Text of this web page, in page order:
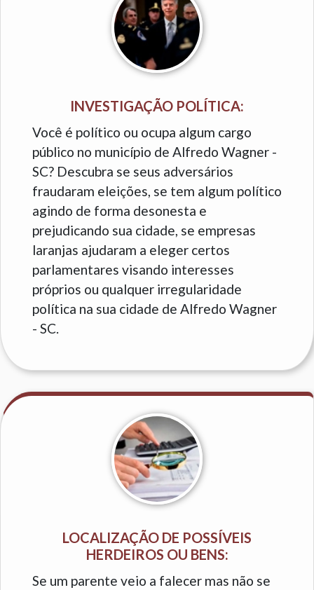
INVESTIGAÇÃO POLÍTICA:
Você é político ou ocupa algum cargo
público no município de Alfredo Wagner -
SC? Descubra se seus adversários
fraudaram eleições, se tem algum político
agindo de forma desonesta e
prejudicando sua cidade, se empresas
laranjas ajudaram a eleger certos
parlamentares visando interesses
próprios ou qualquer irregularidade
política na sua cidade de Alfredo Wagner
- SC.
LOCALIZAÇÃO DE POSSÍVEIS
HERDEIROS OU BENS:
Se um parente veio a falecer mas não se